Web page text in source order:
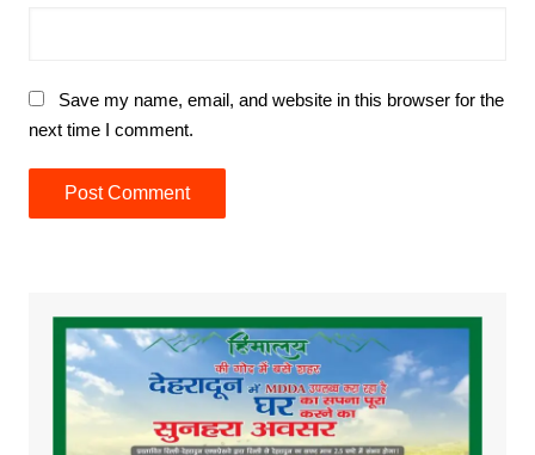
Save my name, email, and website in this browser for the
next time I comment.